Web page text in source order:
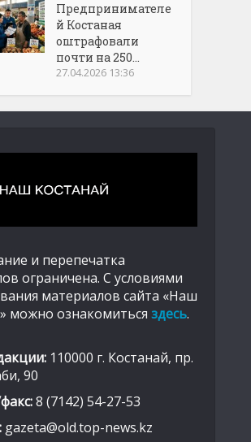
Предпринимателе
й Костаная
оштрафовали
почти на 250...
27.04.2026 13:36
и перепечатка
ограничена. С условиями
материалов сайта «Наш
можно ознакомиться здесь.
110000 г. Костанай, пр.
90
8 (7142) 54-27-53
gazeta@old.top-news.kz